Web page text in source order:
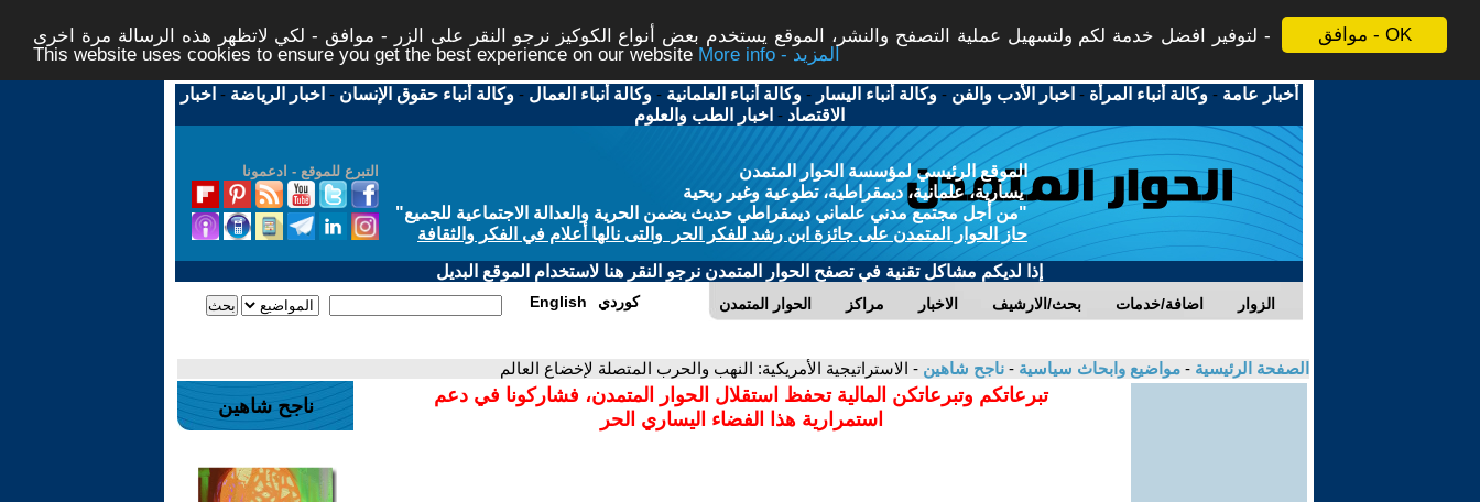
موافق - OK
لتوفير افضل خدمة لكم ولتسهيل عملية التصفح والنشر، الموقع يستخدم بعض أنواع الكوكيز نرجو النقر على الزر - موافق - لكي لاتظهر هذه الرسالة مرة اخرى -
This website uses cookies to ensure you get the best experience on our website
More info - المزيد
أخبار عامة -وكالة أنباء المرأة - اخبار الأدب والفن -وكالة أنباء اليسار -وكالة أنباء العلمانية -وكالة أنباء العمال -وكالة أنباء حقوق الإنسان - اخبار الرياضة - اخبار
الاقتصاد - اخبار الطب والعلوم
التبرع للموقع - ادعمونا
الموقع الرئيسي لمؤسسة الحوار المتمدن
يسارية، علمانية، ديمقراطية، تطوعية وغير ربحية
"من أجل مجتمع مدني علماني ديمقراطي حديث يضمن الحرية والعدالة الاجتماعية للجميع"
حاز الحوار المتمدن على جائزة ابن رشد للفكر الحر والتى نالها أعلام في الفكر والثقافة
إذا لديكم مشاكل تقنية في تصفح الحوار المتمدن نرجو النقر هنا لاستخدام الموقع البديل
الحوار المتمدن مراكز الاخبار بحث/الارشيف اضافة/خدمات الزوار English كوردي
الصفحة الرئيسية - مواضيع وابحاث سياسية - ناجح شاهين - الاستراتيجية الأمريكية: النهب والحرب المتصلة لإخضاع العالم
تبرعاتكم وتبرعاتكن المالية تحفظ استقلال الحوار المتمدن، فشاركونا في دعم
استمرارية هذا الفضاء اليساري الحر
ناجح شاهين